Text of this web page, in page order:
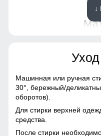
Материал подкладки
Фактура материала
↓
Машинная или ручная
30°, бережный/
оборотов).
Для стирки верхней
средства.
После стирки